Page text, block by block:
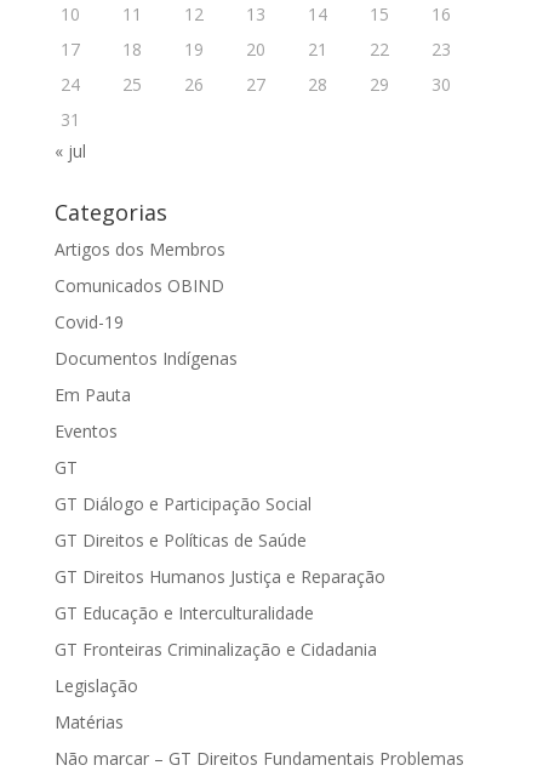
10
11 12 13 14 15
16
17
18 19 20 21 22
23
24
25 26 27 28 29
30
31
« jul
Categorias
Artigos dos Membros
Comunicados OBIND
Covid-19
Documentos Indígenas
Em Pauta
Eventos
GT
GT Diálogo e Participação Social
GT Direitos e Políticas de Saúde
GT Direitos Humanos Justiça e Reparação
GT Educação e Interculturalidade
GT Fronteiras Criminalização e Cidadania
Legislação
Matérias
Não marcar – GT Direitos Fundamentais Problemas